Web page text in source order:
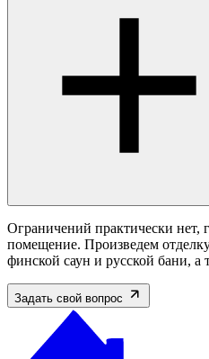
Ограничений практически нет,
помещение. Произведем
финской саун и русской бани, а
Задать свой вопрос